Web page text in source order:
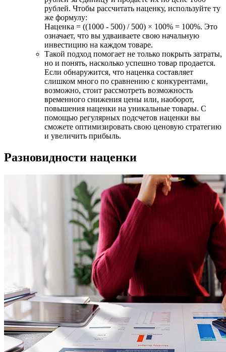
рублей. Чтобы рассчитать наценку, используйте ту
же формулу:
Наценка = ((1000 - 500) / 500) × 100% = 100%. Это
означает, что вы удваиваете свою начальную
инвестицию на каждом товаре.
Такой подход помогает не только покрыть затраты,
но и понять, насколько успешно товар продается.
Если обнаружится, что наценка составляет
слишком много по сравнению с конкурентами,
возможно, стоит рассмотреть возможность
временного снижения цены или, наоборот,
повышения наценки на уникальные товары. С
помощью регулярных подсчетов наценки вы
сможете оптимизировать свою ценовую стратегию
и увеличить прибыль.
Разновидности наценки